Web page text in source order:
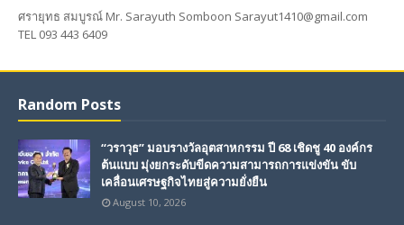
ศรายุทธ สมบูรณ์ Mr. Sarayuth Somboon Sarayut1410@gmail.com
TEL 093 443 6409
Random Posts
“วราวุธ” มอบรางวัลอุตสาหกรรม ปี 68 เชิดชู 40 องค์กร
ต้นแบบ มุ่งยกระดับขีดความสามารถการแข่งขัน ขับ
เคลื่อนเศรษฐกิจไทยสู่ความยั่งยืน
August 10, 2026